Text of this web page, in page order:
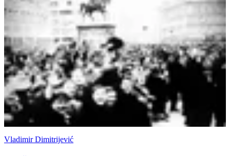
Vladimir Dimitrijević